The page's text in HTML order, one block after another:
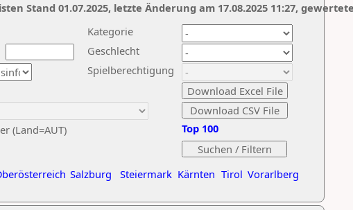
Kategorie
Geschlecht
(Land=AUT)
Spielberechtigung
Salzburg Steiermark Kärnten Tirol Vorarlberg
Top 100
Stand 01.07.2025, letzte Änderung am 17.08.2025 11:27,